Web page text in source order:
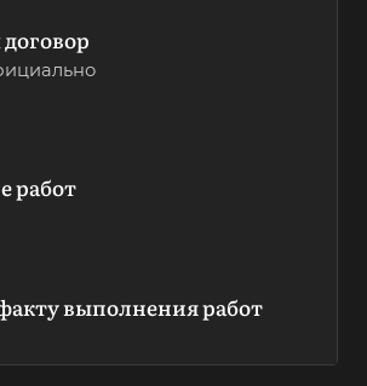
работ
выполнения работ